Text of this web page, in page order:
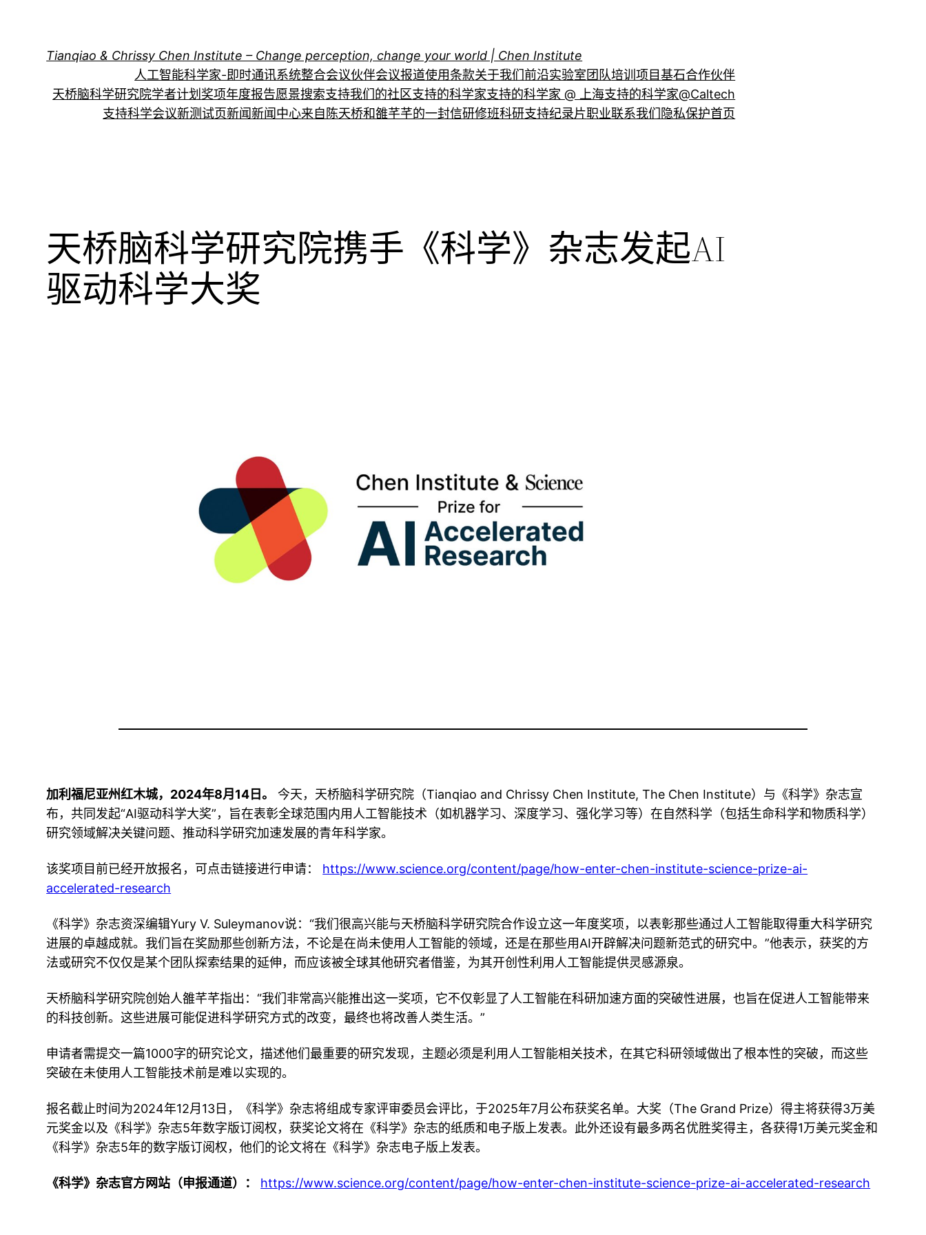
Tianqiao & Chrissy Chen Institute – Change perception, change your world | Chen Institute
人工智能科学家-即时通讯系统整合会议伙伴会议报道使用条款关于我们前沿实验室团队培训项目基石合作伙伴
天桥脑科学研究院学者计划 奖项年度报告愿景搜索支持我们的社区支持的科学家支持的科学家 @ 上海支持的科学家@Caltech
支持科学会议新测试页新闻新闻中心来自陈天桥和雒芊芊的一封信研修班科研支持纪录片职业联系我们 隐私保护首页
天桥脑科学研究院携手《科学》杂志发起AI
驱动科学大奖
加利福尼亚州红木城，2024年8月14日。
今天，天桥脑科学研究院（Tianqiao and Chrissy Chen Institute, The Chen Institute）与《科学》杂志宣
布，共同发起“AI驱动科学大奖”，旨在表彰全球范围内用人工智能技术（如机器学习、深度学习、强化学习等）在自然科学（包括生命科学和物质科学）
研究领域解决关键问题、推动科学研究加速发展的青年科学家。
该奖项目前已经开放报名，可点击链接进行申请： https://www.science.org/content/page/how-enter-chen-institute-science-prize-ai-
accelerated-research
《科学》杂志资深编辑Yury V. Suleymanov说：“我们很高兴能与天桥脑科学研究院合作设立这一年度奖项，以表彰那些通过人工智能取得重大科学研究
进展的卓越成就。我们旨在奖励那些创新方法，不论是在尚未使用人工智能的领域，还是在那些用AI开辟解决问题新范式的研究中。”他表示，获奖的方
法或研究不仅仅是某个团队探索结果的延伸，而应该被全球其他研究者借鉴，为其开创性利用人工智能提供灵感源泉。
天桥脑科学研究院创始人雒芊芊指出：“我们非常高兴能推出这一奖项，它不仅彰显了人工智能在科研加速方面的突破性进展，也旨在促进人工智能带来
的科技创新。这些进展可能促进科学研究方式的改变，最终也将改善人类生活。”
申请者需提交一篇1000字的研究论文，描述他们最重要的研究发现，主题必须是利用人工智能相关技术，在其它科研领域做出了根本性的突破，而这些
突破在未使用人工智能技术前是难以实现的。
报名截止时间为2024年12月13日，《科学》杂志将组成专家评审委员会评比，于2025年7月公布获奖名单。大奖（The Grand Prize）得主将获得3万美
元奖金以及《科学》杂志5年数字版订阅权，获奖论文将在《科学》杂志的纸质和电子版上发表。此外还设有最多两名优胜奖得主，各获得1万美元奖金和
《科学》杂志5年的数字版订阅权，他们的论文将在《科学》杂志电子版上发表。
《科学》杂志官方网站（申报通道）： https://www.science.org/content/page/how-enter-chen-institute-science-prize-ai-accelerated-research